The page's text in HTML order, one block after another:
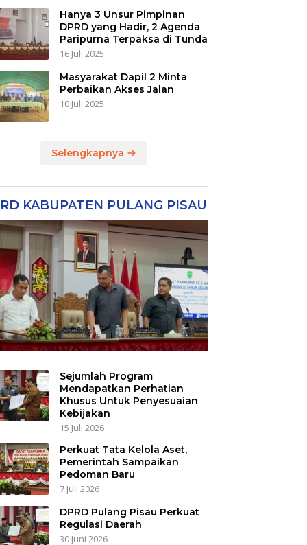
Hanya 3 Unsur Pimpinan
DPRD yang Hadir, 2 Agenda
Paripurna Terpaksa di Tunda
16 Juli 2025
Masyarakat Dapil 2 Minta
Perbaikan Akses Jalan
10 Juli 2025
Selengkapnya
KABUPATEN PULANG PISAU
Sejumlah Program
Mendapatkan Perhatian
Khusus Untuk Penyesuaian
Kebijakan
15 Juli 2026
Perkuat Tata Kelola Aset,
Pemerintah Sampaikan
Pedoman Baru
7 Juli 2026
DPRD Pulang Pisau Perkuat
Regulasi Daerah
30 Juni 2026